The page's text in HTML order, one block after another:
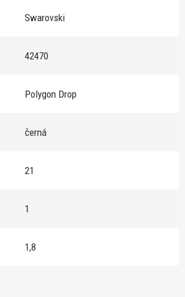
Swarovski
42470
Polygon Drop
černá
21
1
1,8